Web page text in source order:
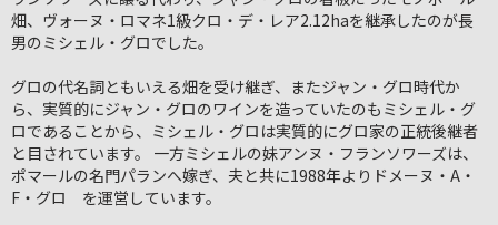
畑、ヴォーヌ・ロマネ1級クロ・デ・レア2.12haを継承したのが長
男のミシェル・グロでした。
グロの代名詞ともいえる畑を受け継ぎ、またジャン・グロ時代か
ら、実質的にジャン・グロのワインを造っていたのもミシェル・グ
ロであることから、ミシェル・グロは実質的にグロ家の正統後継者
と目されています。 一方ミシェルの妹アンヌ・フランソワーズは、
ポマールの名門パランへ嫁ぎ、夫と共に1988年よりドメーヌ・A・
F・グロ を運営しています。